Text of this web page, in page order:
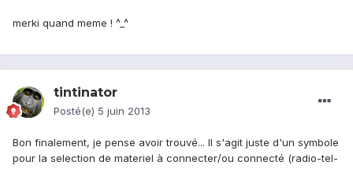
merki quand meme ! ^_^
tintinator
Posté(e) 5 juin 2013
Bon finalement, je pense avoir trouvé... Il s'agit juste d'un symbole
pour la selection de materiel à connecter/ou connecté (radio-tel-